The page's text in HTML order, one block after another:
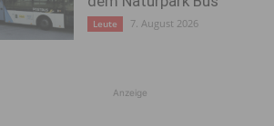
Leute 7. August 2026
Anzeige